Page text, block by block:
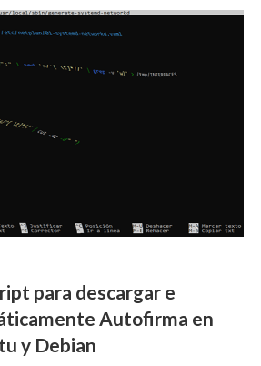
para descargar e
Autofirma en
y Debian